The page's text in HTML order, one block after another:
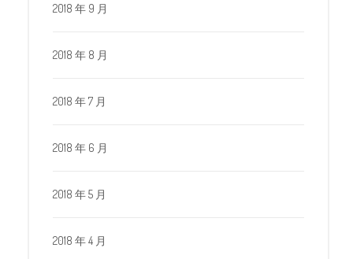
2018 年 9 月
2018 年 8 月
2018 年 7 月
2018 年 6 月
2018 年 5 月
2018 年 4 月